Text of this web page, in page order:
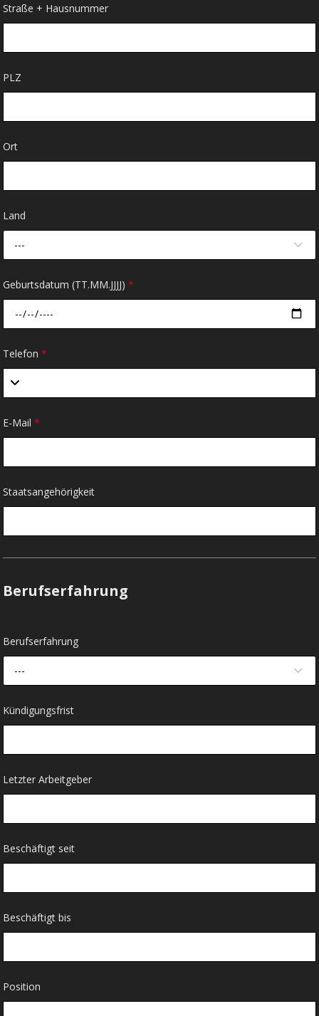
Straße + Hausnummer
PLZ
Ort
Land
---
Geburtsdatum (TT.MM.JJJJ)*
Telefon*
E-Mail*
Staatsangehörigkeit
Berufserfahrung
Berufserfahrung
---
Kündigungsfrist
Letzter Arbeitgeber
Beschäftigt seit
Beschäftigt bis
Position